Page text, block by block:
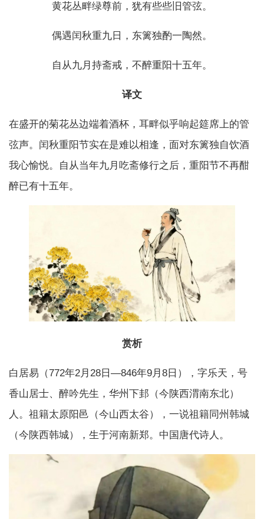
黄花丛畔绿尊前，犹有些些旧管弦。
偶遇闰秋重九日，东篱独酌一陶然。
自从九月持斋戒，不醉重阳十五年。
译文
在盛开的菊花丛边端着酒杯，耳畔似乎响起筵席上的管
弦声。闰秋重阳节实在是难以相逢，面对东篱独自饮酒
我心愉悦。自从当年九月吃斋修行之后，重阳节不再酣
醉已有十五年。
赏析
白居易（772年2月28日—846年9月8日），字乐天，号
香山居士、醉吟先生，华州下邽（今陕西渭南东北）
人。祖籍太原阳邑（今山西太谷），一说祖籍同州韩城
（今陕西韩城），生于河南新郑。中国唐代诗人。